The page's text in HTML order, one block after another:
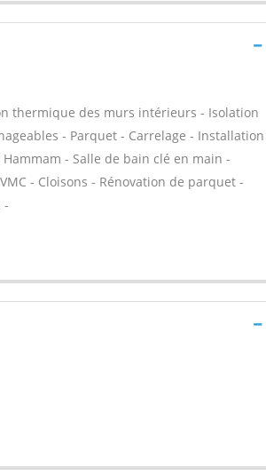
thermique des murs intérieurs - Isolation
- Parquet - Carrelage - Installation
- Salle de bain clé en main -
- Cloisons - Rénovation de parquet -
-